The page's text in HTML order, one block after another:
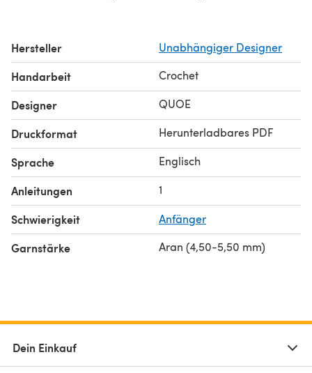
Hersteller Unabhängiger Designer
Handarbeit Crochet
Designer QUOE
Druckformat Herunterladbares PDF
Sprache Englisch
Anleitungen 1
Schwierigkeit Anfänger
Garnstärke Aran (4,50-5,50 mm)
Dein Einkauf